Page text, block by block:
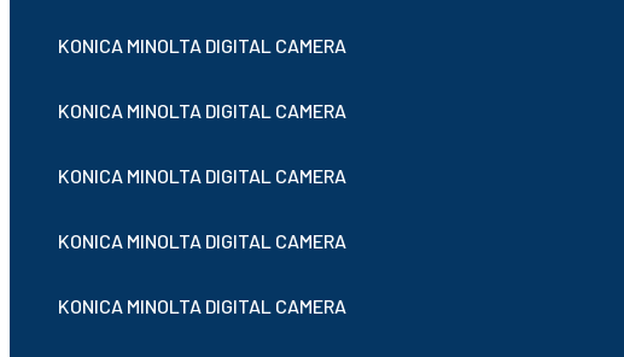
KONICA MINOLTA DIGITAL CAMERA
KONICA MINOLTA DIGITAL CAMERA
KONICA MINOLTA DIGITAL CAMERA
KONICA MINOLTA DIGITAL CAMERA
KONICA MINOLTA DIGITAL CAMERA